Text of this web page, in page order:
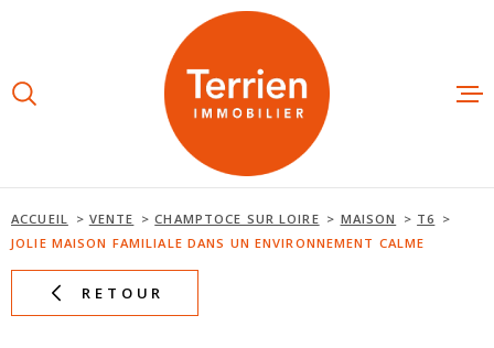
recherche
principal
ACHETER
ACCUEIL VENTE CHAMPTOCE SUR LOIRE MAISON
T6
JOLIE MAISON FAMILIALE DANS UN ENVIRONNEMENT CALME
RETOUR